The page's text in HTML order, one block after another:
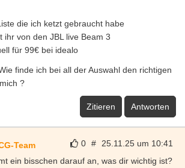
die ich ketzt gebraucht habe
ihr von den JBL live Beam 3
für 99€ bei idealo
finde ich bei all der Auswahl den richtigen
?
Zitieren Antworten
0 # 25.11.25 um 10:41
Team
ein bisschen darauf an, was dir wichtig ist?